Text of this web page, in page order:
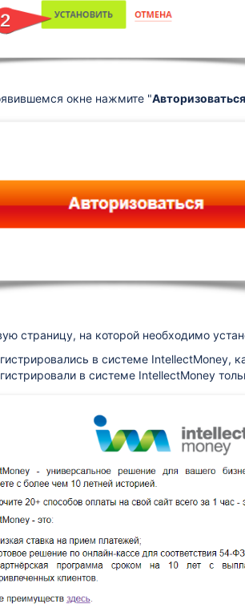
окне нажмите "Авторизоваться
страницу, на которой необходимо
в системе IntellectMoney,
в системе IntellectMoney